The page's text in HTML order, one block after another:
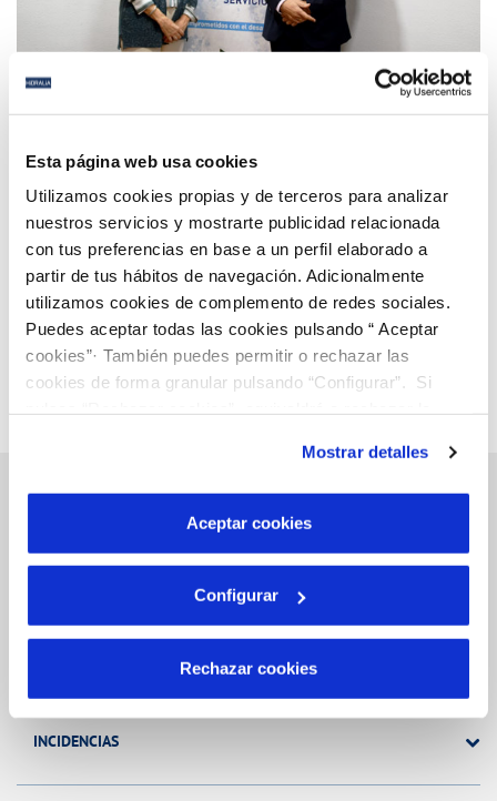
Esta página web usa cookies
Utilizamos cookies propias y de terceros para analizar
nuestros servicios y mostrarte publicidad relacionada
con tus preferencias en base a un perfil elaborado a
partir de tus hábitos de navegación. Adicionalmente
utilizamos cookies de complemento de redes sociales.
Puedes aceptar todas las cookies pulsando “ Aceptar
cookies”· También puedes permitir o rechazar las
cookies de forma granular pulsando “Configurar”. Si
son indispensables para que el sitio web funcione y que
por tanto no se pueden desactivar. Puedes consultar
más información en nuestraPolítica de Cookies
Mostrar detalles
Aceptar cookies
Configurar
Rechazar cookies
Hidralia renueva su colaboración con Autismo
colectivo en San Fernando
Página 74 de 112
Anterior Siguiente
Gestiones Online
FACTURAS, PAGOS Y CONSUMOS
MODIFICACIÓN DE DATOS
INCIDENCIAS